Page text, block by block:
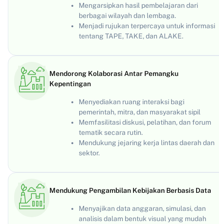
Mengarsipkan hasil pembelajaran dari
berbagai wilayah dan lembaga.
Menjadi rujukan terpercaya untuk informasi
tentang TAPE, TAKE, dan ALAKE.
Mendorong Kolaborasi Antar Pemangku
Kepentingan
Menyediakan ruang interaksi bagi
pemerintah, mitra, dan masyarakat sipil
Memfasilitasi diskusi, pelatihan, dan forum
tematik secara rutin.
Mendukung jejaring kerja lintas daerah dan
sektor.
Mendukung Pengambilan Kebijakan Berbasis Data
Menyajikan data anggaran, simulasi, dan
analisis dalam bentuk visual yang mudah